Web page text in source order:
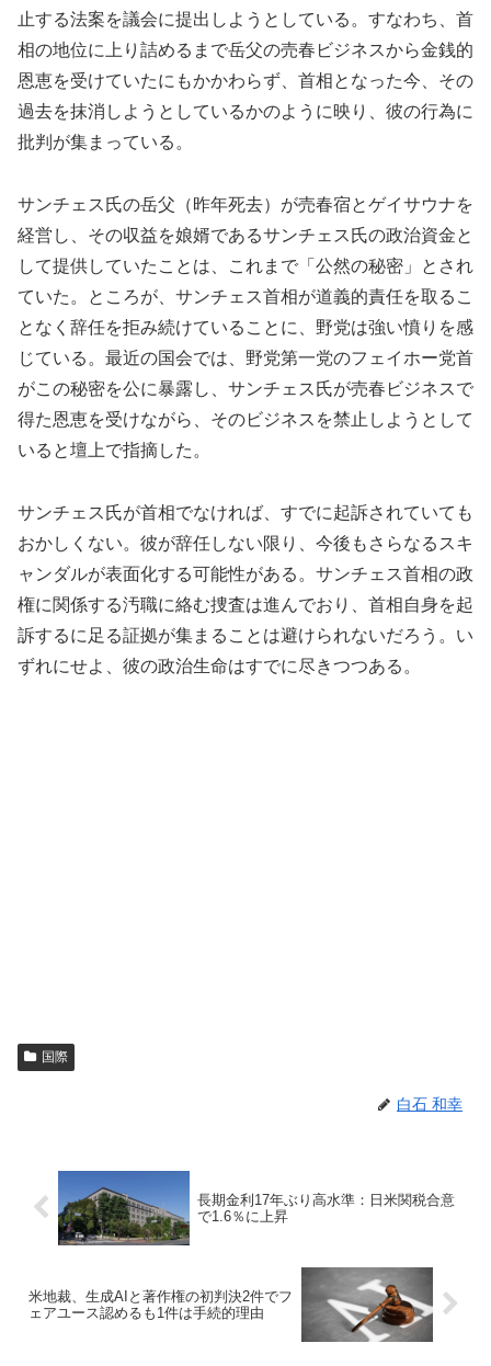
止する法案を議会に提出しようとしている。すなわち、首
相の地位に上り詰めるまで岳父の売春ビジネスから金銭的
恩恵を受けていたにもかかわらず、首相となった今、その
過去を抹消しようとしているかのように映り、彼の行為に
批判が集まっている。
サンチェス氏の岳父（昨年死去）が売春宿とゲイサウナを
経営し、その収益を娘婿であるサンチェス氏の政治資金と
して提供していたことは、これまで「公然の秘密」とされ
ていた。ところが、サンチェス首相が道義的責任を取るこ
となく辞任を拒み続けていることに、野党は強い憤りを感
じている。最近の国会では、野党第一党のフェイホー党首
がこの秘密を公に暴露し、サンチェス氏が売春ビジネスで
得た恩恵を受けながら、そのビジネスを禁止しようとして
いると壇上で指摘した。
サンチェス氏が首相でなければ、すでに起訴されていても
おかしくない。彼が辞任しない限り、今後もさらなるスキ
ャンダルが表面化する可能性がある。サンチェス首相の政
権に関係する汚職に絡む捜査は進んでおり、首相自身を起
訴するに足る証拠が集まることは避けられないだろう。い
ずれにせよ、彼の政治生命はすでに尽きつつある。
国際
白石 和幸
長期金利17年ぶり高水準：日米関税合意
で1.6％に上昇
米地裁、生成AIと著作権の初判決2件でフ
ェアユース認めるも1件は手続的理由